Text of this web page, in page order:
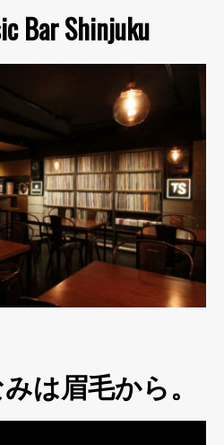
Bar Shinjuku
は眉毛から。